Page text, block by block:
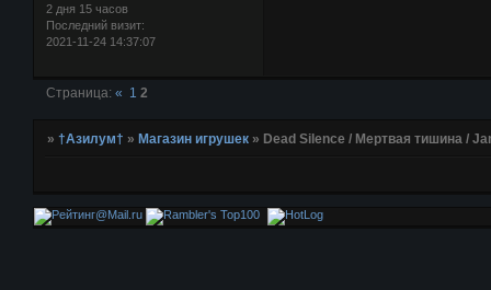
2 дня 15 часов
Последний визит:
2021-11-24 14:37:07
Страница:« 1 2
»†Азилум† »Магазин игрушек » Dead Silence / Мертвая тишина /